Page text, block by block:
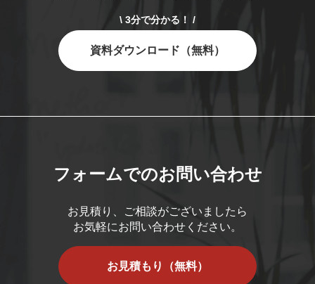
\ 3分で分かる！ /
資料ダウンロード（無料）
フォームでのお問い合わせ
お見積り、ご相談がございましたら
お気軽にお問い合わせください。
お見積もり（無料）